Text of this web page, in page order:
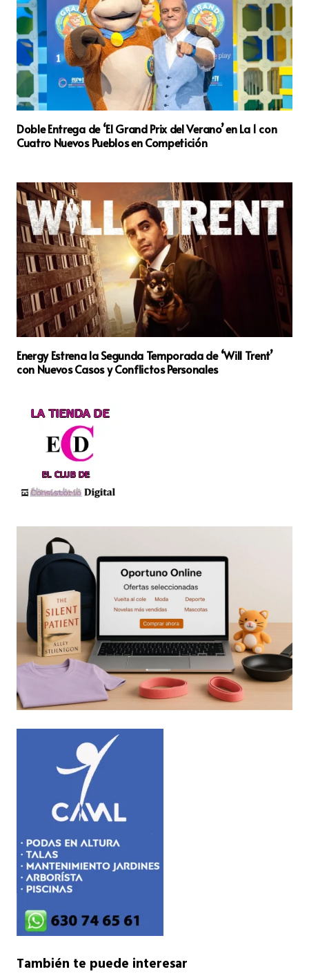
Doble Entrega de ‘El Grand Prix del Verano’ en La 1 con
Cuatro Nuevos Pueblos en Competición
Energy Estrena la Segunda Temporada de ‘Will Trent’
con Nuevos Casos y Conflictos Personales
También te puede interesar